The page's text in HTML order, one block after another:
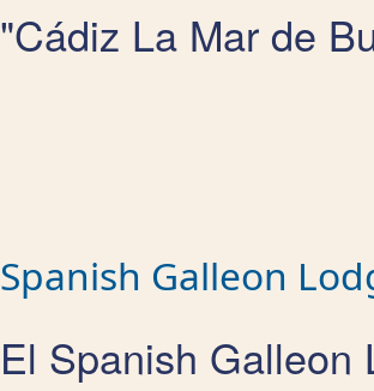
"Cádiz La Mar de
Spanish Galleon
El Spanish Galleon